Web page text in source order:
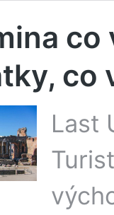
co
co
Last